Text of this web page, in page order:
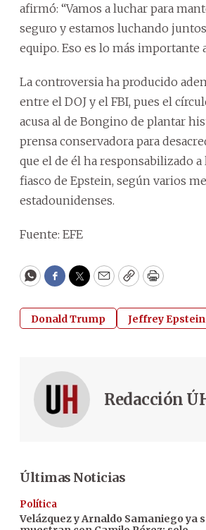
afirmó: “Vamos a luchar para
seguro y estamos luchando
equipo. Eso es lo más importante
La controversia ha producido
entre el DOJ y el FBI, pues el
acusa al de Bongino de plantar
prensa conservadora para
que el de él ha responsabilizado a
fiasco de Epstein, según varios
estadounidenses.
Fuente: EFE
WhatsApp
Facebook
Twitter
EmailCopyPrint
Donald Trump Jeffrey Epstein
Redacción
Últimas Noticias
Política
Velázquez y Arnaldo Samaniego ya